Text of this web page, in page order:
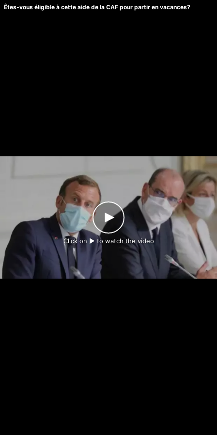
Click on ► to watch the video
Êtes-vous éligible à cette aide de la CAF pour partir en vacances?